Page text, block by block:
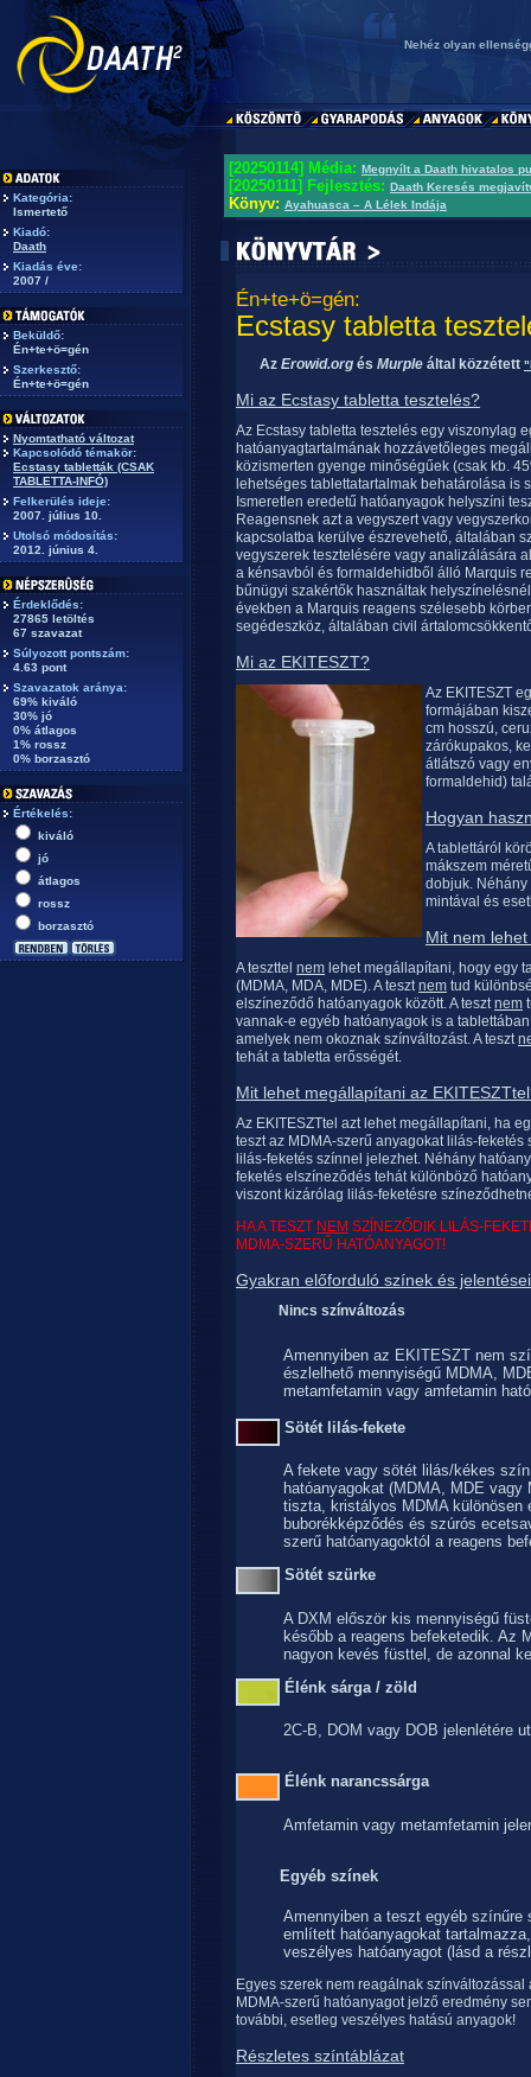
Nehéz olyan
Kategória:
Ismertető
Kiadó:
Daath
Kiadás éve:
2007 /
Beküldő:
Én+te+ö=gén
Szerkesztő:
Én+te+ö=gén
Nyomtatható változat
Kapcsolódó témakör:
Ecstasy tabletták (CSAK
TABLETTA-INFÓ)
Felkerülés ideje:
2007. július 10.
Utolsó módosítás:
2012. június 4.
Érdeklődés:
27865 letöltés
67 szavazat
Súlyozott pontszám:
4.63 pont
Szavazatok aránya:
69% kiváló
30% jó
0% átlagos
1% rossz
0% borzasztó
Értékelés:
kiváló
jó
átlagos
rossz
borzasztó
[20250114] Média: Megnyílt a Daath hivatalos
[20250111] Fejlesztés: Daath Keresés
Könyv: Ayahuasca – A Lélek Indája
Én+te+ö=gén:
Ecstasy tabletta
Az Erowid.org és Murple által közzétett
Mi az Ecstasy tabletta tesztelés?
Az Ecstasy tabletta tesztelés egy viszonylag
hatóanyagtartalmának hozzávetőleges
közismerten gyenge minőségűek (csak kb.
lehetséges tablettatartalmak behatárolása is
Ismeretlen eredetű hatóanyagok helyszíni
Reagensnek azt a vegyszert vagy
kapcsolatba kerülve észrevehető, általában
vegyszerek tesztelésére vagy analizálására
a kénsavból és formaldehidből álló Marquis
bűnügyi szakértők használtak
években a Marquis reagens szélesebb
segédeszköz, általában civil
Mi az EKITESZT?
Az EKITESZT
formájában
cm hosszú,
zárókupakos,
átlátszó vagy
formaldehid)
Hogyan
A tablettáról
mákszem
dobjuk.
mintával és
Mit nem
A teszttel nem lehet megállapítani, hogy egy
(MDMA, MDA, MDE). A tesztnem tud
elszíneződő hatóanyagok között. A tesztnem
vannak-e egyéb hatóanyagok is a
amelyek nem okoznak színváltozást. A teszt
tehát a tabletta erősségét.
Mit lehet megállapítani az
Az EKITESZTtel azt lehet megállapítani, ha
teszt az MDMA-szerű anyagokat lilás-
lilás-feketés színnel jelezhet. Néhány
feketés elszíneződés tehát különböző
viszont kizárólag lilás-feketésre
HA A TESZT NEM SZÍNEZŐDIK LILÁS-
MDMA-SZERŰ HATÓANYAGOT!
Gyakran előforduló színek és
Nincs színváltozás
Amennyiben az EKITESZT nem
észlelhető mennyiségű MDMA,
metamfetamin vagy amfetamin
Sötét lilás-fekete
A fekete vagy sötét lilás/kékes
hatóanyagokat (MDMA, MDE
tiszta, kristályos MDMA különösen
buborékképződés és szúrós
szerű hatóanyagoktól a reagens
Sötét szürke
A DXM először kis mennyiségű
később a reagens befeketedik. Az
nagyon kevés füsttel, de azonnal
Élénk sárga / zöld
2C-B, DOM vagy DOB jelenlétére
Élénk narancssárga
Amfetamin vagy metamfetamin
Egyéb színek
Amennyiben a teszt egyéb
említett hatóanyagokat
veszélyes hatóanyagot (lásd a
Egyes szerek nem reagálnak
MDMA-szerű hatóanyagot jelző eredmény
további, esetleg veszélyes hatású anyagok!
Részletes színtáblázat